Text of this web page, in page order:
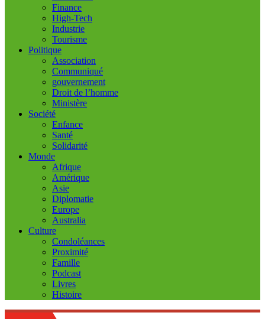
Finance
High-Tech
Industrie
Tourisme
Politique
Association
Communiqué
gouvernement
Droit de l’homme
Ministère
Société
Enfance
Santé
Solidarité
Monde
Afrique
Amérique
Asie
Diplomatie
Europe
Australia
Culture
Condoléances
Proximité
Famille
Podcast
Livres
Histoire